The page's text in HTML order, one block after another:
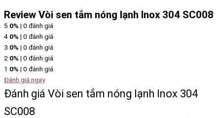
Review Vòi sen tắm nóng lạnh Inox 304 SC008
5 0% | 0 đánh giá
4 0% | 0 đánh giá
3 0% | 0 đánh giá
2 0% | 0 đánh giá
1 0% | 0 đánh giá
Đánh giá ngay
Đánh giá Vòi sen tắm nóng lạnh Inox 304
SC008